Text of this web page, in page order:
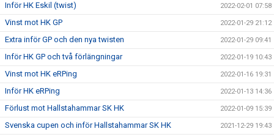
Inför HK Eskil (twist) 2022-02-01 07:58
Vinst mot HK GP 2022-01-29 21:12
Extra inför GP och den nya twisten 2022-01-29 09:41
Inför HK GP och två förlängningar 2022-01-19 10:43
Vinst mot HK eRPing 2022-01-16 19:31
Inför HK eRPing 2022-01-13 14:36
Förlust mot Hallstahammar SK HK 2022-01-09 15:39
Svenska cupen och inför Hallstahammar SK HK 2021-12-29 19:43